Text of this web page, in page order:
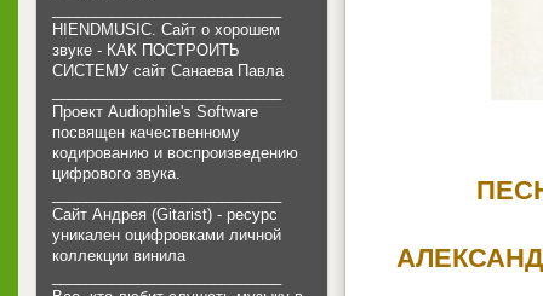
HIENDMUSIC. Сайт о хорошем
звуке - КАК ПОСТРОИТЬ
СИСТЕМУ сайт Санаева Павла
Проект Audiophile's Software
посвящен качественному
кодированию и воспроизведению
цифрового звука.
Сайт Андрея (Gitarist) - ресурс
уникален оцифровками личной
коллекции винила